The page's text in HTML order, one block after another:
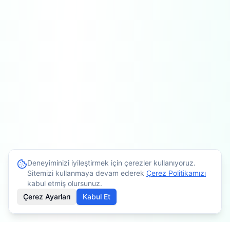
Deneyiminizi iyileştirmek için çerezler kullanıyoruz.
Sitemizi kullanmaya devam ederek Çerez Politikamızı
kabul etmiş olursunuz.
Çerez Ayarları
Kabul Et